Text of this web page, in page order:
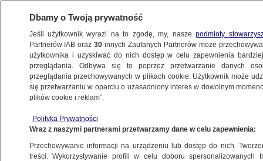
ŚWIAT
Transmisja w TVN24 BiS i TVN24 GO
2.06.2022, 05:39
Dbamy o Twoją prywatność
Jeśli użytkownik wyrazi na to zgodę, my, naszepodmioty
Partnerów IAB oraz30 innych Zaufanych Partnerów może
użytkownika i uzyskiwać do nich dostęp w celu zapewnienia
przeglądania. Odbywa się to poprzez przetwarzanie danych
przeglądania przechowywanych w plikach cookie. Użytkownik może
się przetwarzaniu w oparciu o uzasadniony interes w dowolnym
plików cookie i reklam”.
Polityka Prywatności
Wraz z naszymi partnerami przetwarzamy dane w celu zapewnienia:
Przechowywanie informacji na urządzeniu lub dostęp do nich.
treści. Wykorzystywanie profili w celu doboru spersonalizowanych